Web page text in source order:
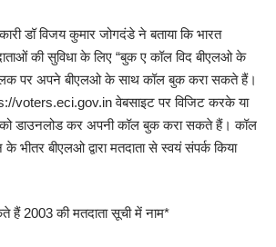
डॉ विजय कुमार जोगदंडे ने बताया कि भारत
की सुविधा के लिए “बुक ए कॉल विद बीएलओ के
पर अपने बीएलओ के साथ कॉल बुक करा सकते हैं।
voters.eci.gov.in वेबसाइट पर विजिट करके या
को डाउनलोड कर अपनी कॉल बुक करा सकते हैं। कॉल
भीतर बीएलओ द्वारा मतदाता से स्वयं संपर्क किया
हैं 2003 की मतदाता सूची में नाम*